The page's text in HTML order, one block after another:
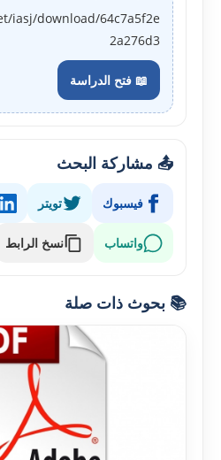
iasj/download/64c7a5f2e
2a276d3
📖 فتح الدراسة
📤 مشاركة البحث
فيسبوك تويتر
واتساب نسخ الرابط
📚 بحوث ذات صلة